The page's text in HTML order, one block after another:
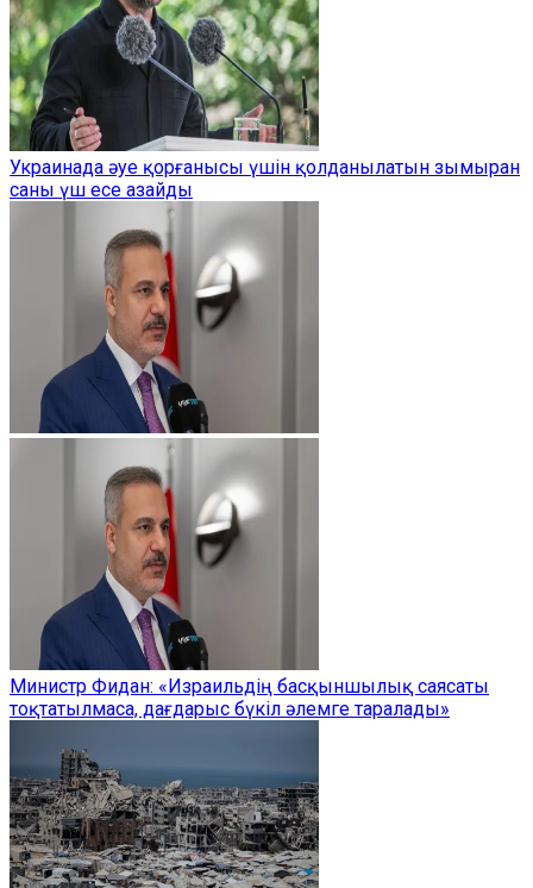
Украинада әуе қорғанысы үшін қолданылатын зымыран
саны үш есе азайды
Министр Фидан: «Израильдің басқыншылық саясаты
тоқтатылмаса, дағдарыс бүкіл әлемге таралады»